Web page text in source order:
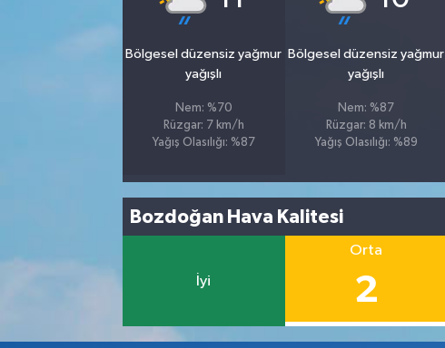
Bölgesel düzensiz yağmur
yağışlı
Nem: %70
Rüzgar: 7 km/h
Yağış Olasılığı: %87
Bölgesel düzensiz yağmur
yağışlı
Nem: %87
Rüzgar: 8 km/h
Yağış Olasılığı: %89
Bozdoğan Hava Kalitesi
İyi
Orta
2